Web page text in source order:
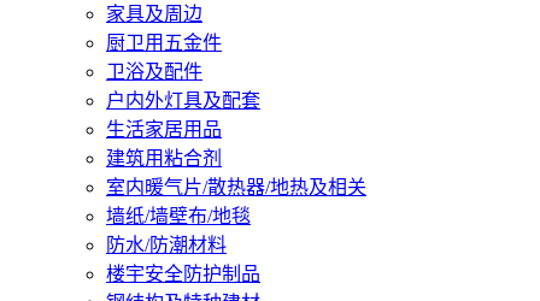
家具及周边
厨卫用五金件
卫浴及配件
户内外灯具及配套
生活家居用品
建筑用粘合剂
室内暖气片/散热器/地热及相关
墙纸/墙壁布/地毯
防水/防潮材料
楼宇安全防护制品